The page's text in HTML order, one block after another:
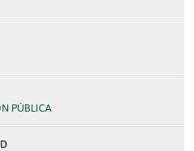
PÚBLICA